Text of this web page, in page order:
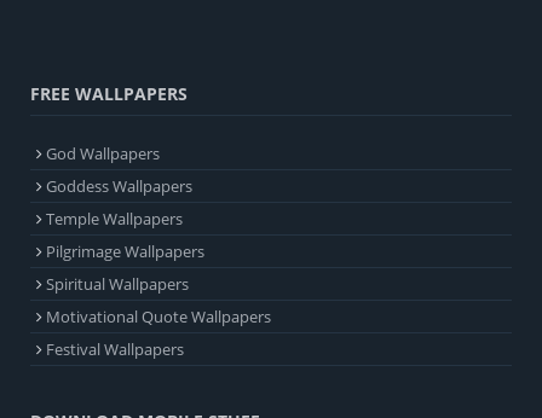
FREE WALLPAPERS
God Wallpapers
Goddess Wallpapers
Temple Wallpapers
Pilgrimage Wallpapers
Spiritual Wallpapers
Motivational Quote Wallpapers
Festival Wallpapers